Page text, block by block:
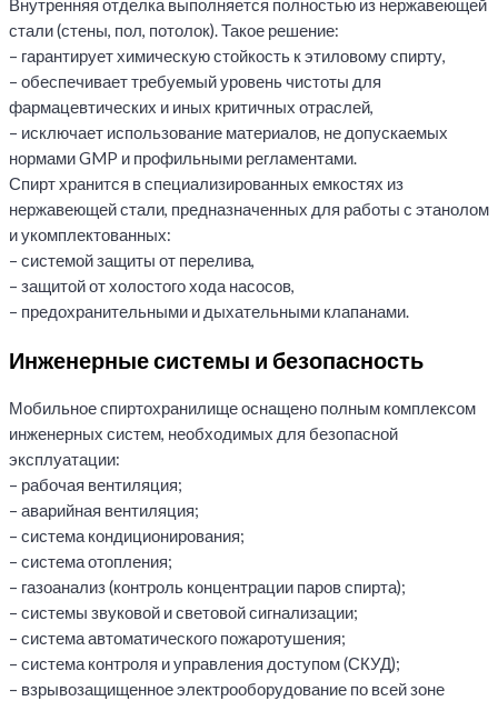
Внутренняя отделка выполняется полностью из нержавеющей
стали (стены, пол, потолок). Такое решение:
– гарантирует химическую стойкость к этиловому спирту,
– обеспечивает требуемый уровень чистоты для
фармацевтических и иных критичных отраслей,
– исключает использование материалов, не допускаемых
нормами GMP и профильными регламентами.
Спирт хранится в специализированных емкостях из
нержавеющей стали, предназначенных для работы с этанолом
и укомплектованных:
– системой защиты от перелива,
– защитой от холостого хода насосов,
– предохранительными и дыхательными клапанами.
Инженерные системы и безопасность
Мобильное спиртохранилище оснащено полным комплексом
инженерных систем, необходимых для безопасной
эксплуатации:
– рабочая вентиляция;
– аварийная вентиляция;
– система кондиционирования;
– система отопления;
– газоанализ (контроль концентрации паров спирта);
– системы звуковой и световой сигнализации;
– система автоматического пожаротушения;
– система контроля и управления доступом (СКУД);
– взрывозащищенное электрооборудование по всей зоне